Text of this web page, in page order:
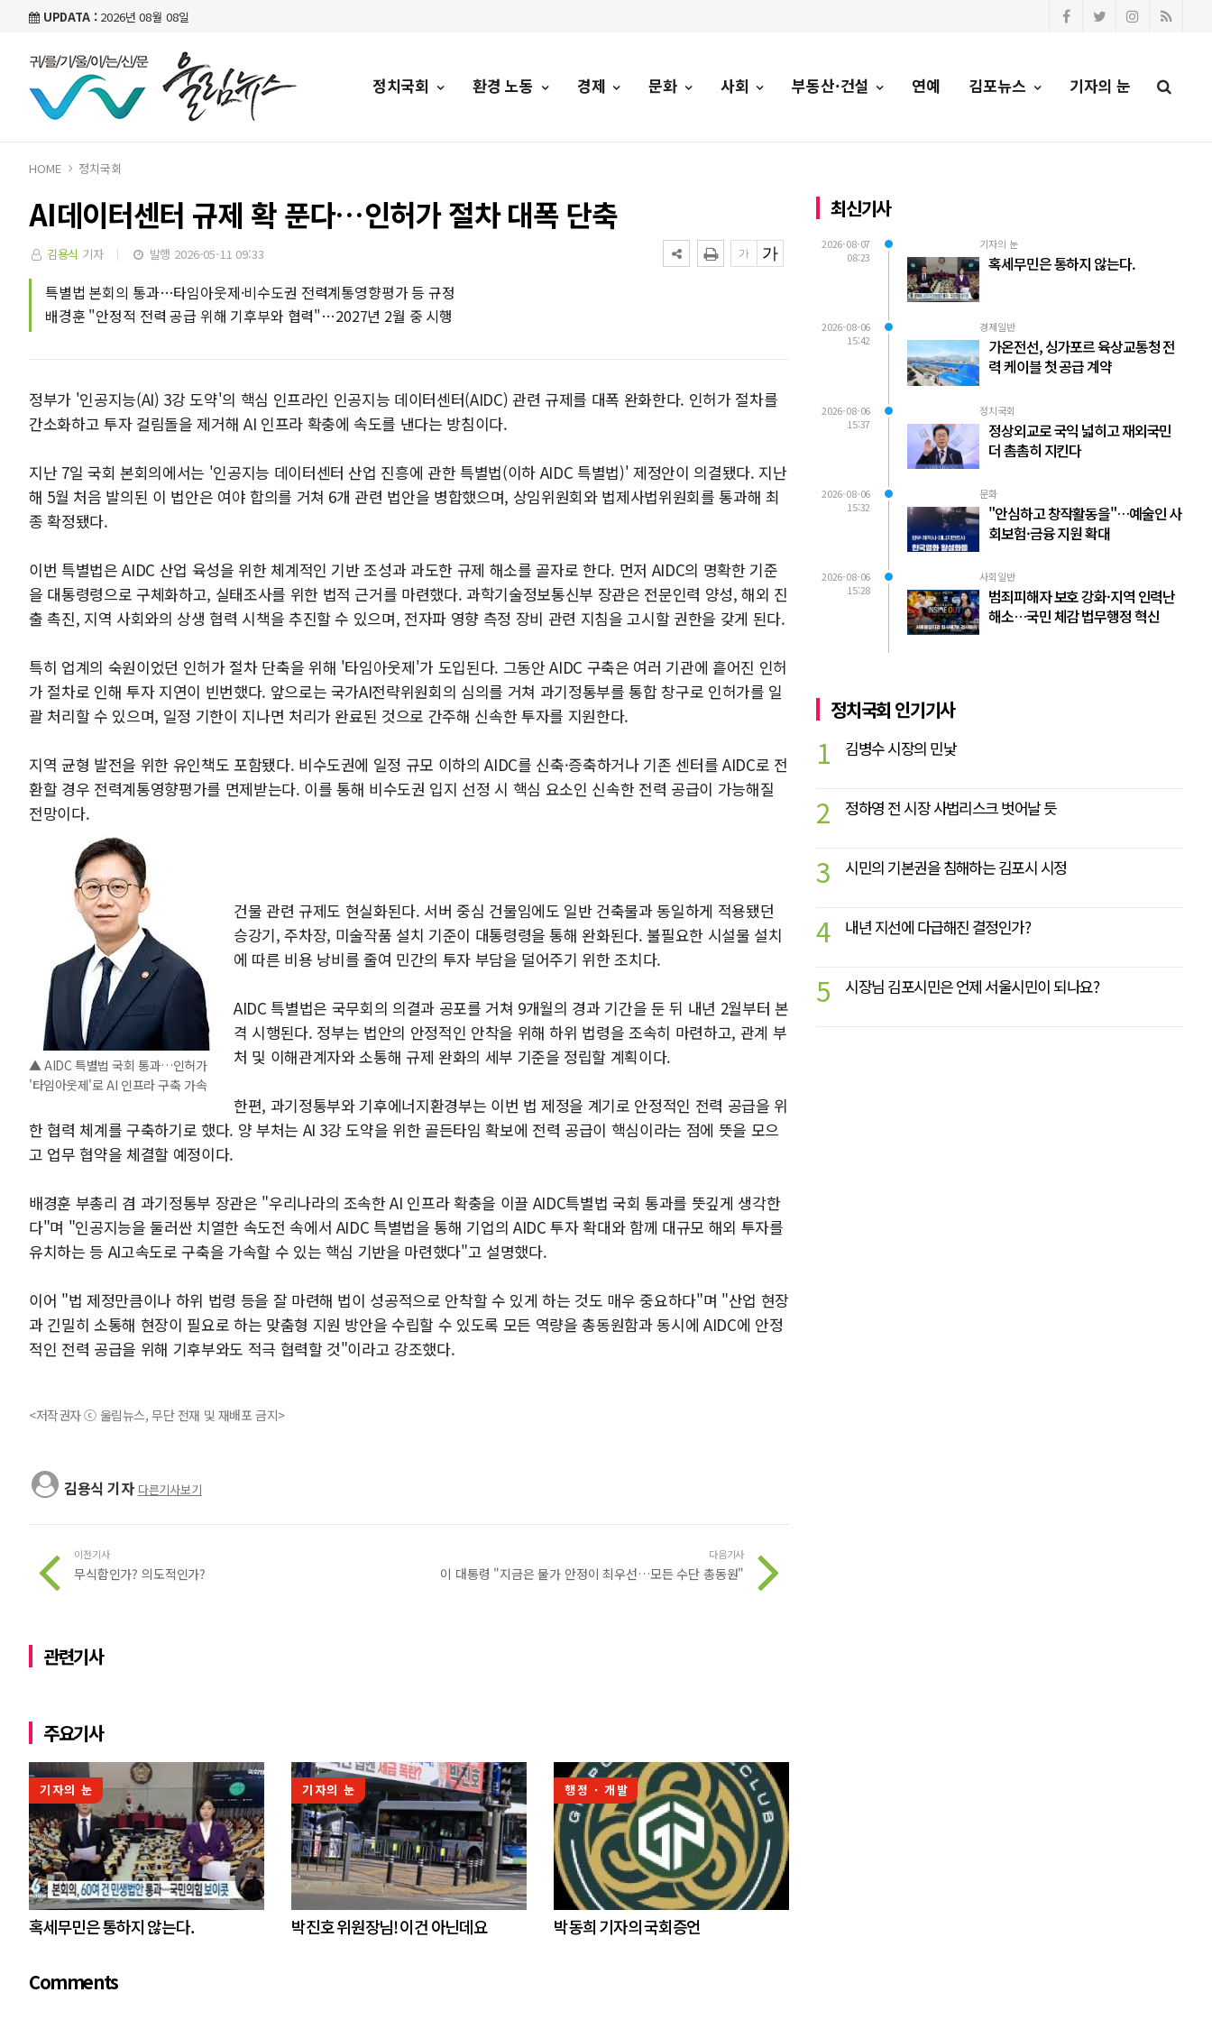
UPDATA :2026년 08월 08일
정치국회 환경 노동 경제 문화 사회 부동산·건설 연예 김포뉴스 기자의 눈
HOME 정치국회
AI데이터센터 규제 확 푼다…인허가 절차 대폭 단축
김용식 기자 발행 2026-05-11 09:33
특별법 본회의 통과…타임아웃제·비수도권 전력계통영향평가 등 규정
배경훈 "안정적 전력 공급 위해 기후부와 협력"…2027년 2월 중 시행
정부가 '인공지능(AI) 3강 도약'의 핵심 인프라인 인공지능 데이터센터(AIDC) 관련 규제를 대폭 완화한다. 인허가 절차를
간소화하고 투자 걸림돌을 제거해 AI 인프라 확충에 속도를 낸다는 방침이다.
지난 7일 국회 본회의에서는 '인공지능 데이터센터 산업 진흥에 관한 특별법(이하 AIDC 특별법)' 제정안이 의결됐다. 지난
해 5월 처음 발의된 이 법안은 여야 합의를 거쳐 6개 관련 법안을 병합했으며, 상임위원회와 법제사법위원회를 통과해 최
종 확정됐다.
이번 특별법은 AIDC 산업 육성을 위한 체계적인 기반 조성과 과도한 규제 해소를 골자로 한다. 먼저 AIDC의 명확한 기준
을 대통령령으로 구체화하고, 실태조사를 위한 법적 근거를 마련했다. 과학기술정보통신부 장관은 전문인력 양성, 해외 진
출 촉진, 지역 사회와의 상생 협력 시책을 추진할 수 있으며, 전자파 영향 측정 장비 관련 지침을 고시할 권한을 갖게 된다.
특히 업계의 숙원이었던 인허가 절차 단축을 위해 '타임아웃제'가 도입된다. 그동안 AIDC 구축은 여러 기관에 흩어진 인허
가 절차로 인해 투자 지연이 빈번했다. 앞으로는 국가AI전략위원회의 심의를 거쳐 과기정통부를 통합 창구로 인허가를 일
괄 처리할 수 있으며, 일정 기한이 지나면 처리가 완료된 것으로 간주해 신속한 투자를 지원한다.
지역 균형 발전을 위한 유인책도 포함됐다. 비수도권에 일정 규모 이하의 AIDC를 신축·증축하거나 기존 센터를 AIDC로 전
환할 경우 전력계통영향평가를 면제받는다. 이를 통해 비수도권 입지 선정 시 핵심 요소인 신속한 전력 공급이 가능해질
전망이다.
▲ AIDC 특별법 국회 통과…인허가
'타임아웃제'로 AI 인프라 구축 가속
건물 관련 규제도 현실화된다. 서버 중심 건물임에도 일반 건축물과 동일하게 적용됐던
승강기, 주차장, 미술작품 설치 기준이 대통령령을 통해 완화된다. 불필요한 시설물 설치
에 따른 비용 낭비를 줄여 민간의 투자 부담을 덜어주기 위한 조치다.
AIDC 특별법은 국무회의 의결과 공포를 거쳐 9개월의 경과 기간을 둔 뒤 내년 2월부터 본
격 시행된다. 정부는 법안의 안정적인 안착을 위해 하위 법령을 조속히 마련하고, 관계 부
처 및 이해관계자와 소통해 규제 완화의 세부 기준을 정립할 계획이다.
한편, 과기정통부와 기후에너지환경부는 이번 법 제정을 계기로 안정적인 전력 공급을 위
한 협력 체계를 구축하기로 했다. 양 부처는 AI 3강 도약을 위한 골든타임 확보에 전력 공급이 핵심이라는 점에 뜻을 모으
고 업무 협약을 체결할 예정이다.
배경훈 부총리 겸 과기정통부 장관은 "우리나라의 조속한 AI 인프라 확충을 이끌 AIDC특별법 국회 통과를 뜻깊게 생각한
다"며 "인공지능을 둘러싼 치열한 속도전 속에서 AIDC 특별법을 통해 기업의 AIDC 투자 확대와 함께 대규모 해외 투자를
유치하는 등 AI고속도로 구축을 가속할 수 있는 핵심 기반을 마련했다"고 설명했다.
이어 "법 제정만큼이나 하위 법령 등을 잘 마련해 법이 성공적으로 안착할 수 있게 하는 것도 매우 중요하다"며 "산업 현장
과 긴밀히 소통해 현장이 필요로 하는 맞춤형 지원 방안을 수립할 수 있도록 모든 역량을 총동원함과 동시에 AIDC에 안정
적인 전력 공급을 위해 기후부와도 적극 협력할 것"이라고 강조했다.
<저작권자 ⓒ 울림뉴스, 무단 전재 및 재배포 금지>
김용식 기자 다른기사보기
이전기사
무식함인가? 의도적인가?
다음기사
이 대통령 "지금은 물가 안정이 최우선…모든 수단 총동원"
관련기사
주요기사
기자의 눈
혹세무민은 통하지 않는다.
기자의 눈
박진호 위원장님! 이건 아닌데요
행정 · 개발
박동희 기자의 국회증언
Comments
최신기사
2026-08-07
08:23
기자의 눈
혹세무민은 통하지 않는다.
2026-08-06
15:42
경제일반
가온전선, 싱가포르 육상교통청 전
력 케이블 첫 공급 계약
2026-08-06
15:37
정치국회
정상외교로 국익 넓히고 재외국민
더 촘촘히 지킨다
2026-08-06
15:32
문화
"안심하고 창작활동을"…예술인 사
회보험·금융 지원 확대
2026-08-06
15:28
사회일반
범죄피해자 보호 강화·지역 인력난
해소…국민 체감 법무행정 혁신
정치국회 인기기사
1 김병수 시장의 민낯
2 정하영 전 시장 사법리스크 벗어날 듯
3 시민의 기본권을 침해하는 김포시 시정
4 내년 지선에 다급해진 결정인가?
5 시장님 김포시민은 언제 서울시민이 되나요?